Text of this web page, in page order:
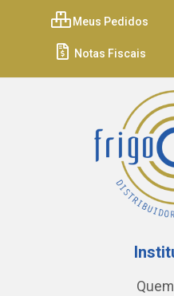
Meus Pedidos
Notas Fiscais